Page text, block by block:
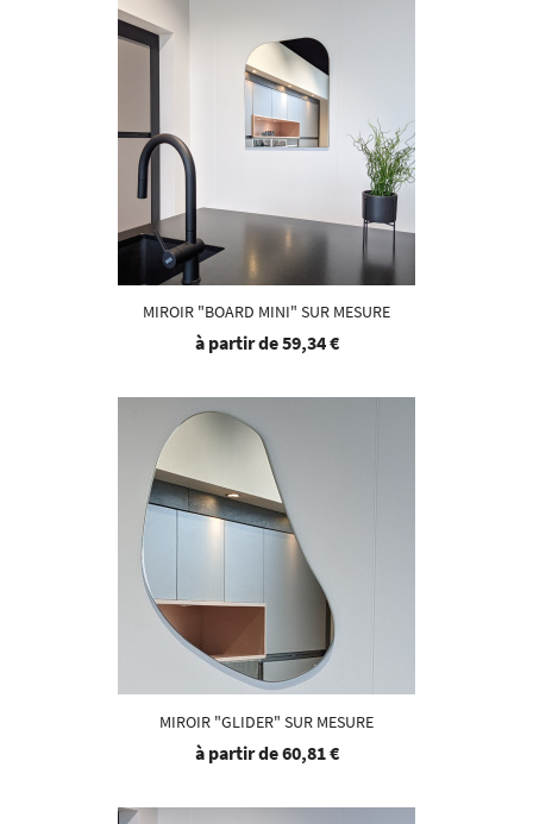
MIROIR "BOARD MINI" SUR MESURE
à partir de59,34 €
MIROIR "GLIDER" SUR MESURE
à partir de60,81 €